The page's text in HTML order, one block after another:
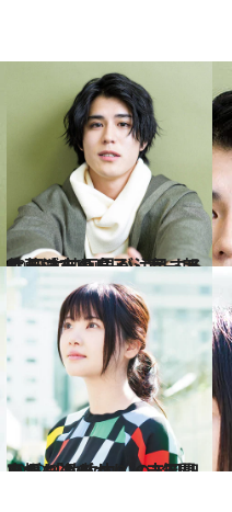
2019.2.22
佐藤浩市の息子・寛一郎は 日本映画界が注目するサラブレッド
カルチャー
2019.4.14
いきものがかり・吉岡聖恵が 「放牧中」の2年間を振り返る
カルチャー